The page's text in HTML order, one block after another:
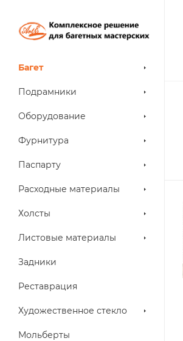
Багет
Подрамники
Оборудование
Фурнитура
Паспарту
Расходные материалы
Холсты
Листовые материалы
Задники
Реставрация
Художественное стекло
Мольберты